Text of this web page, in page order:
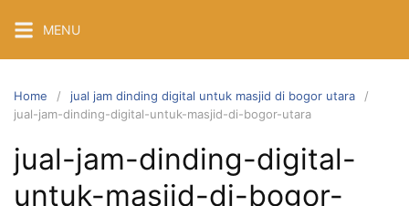
content
MENU
Home
jual jam dinding digital untuk masjid di bogor utara
jual-jam-dinding-digital-untuk-masjid-di-bogor-utara
jual-jam-dinding-digital-
untuk-masjid-di-bogor-